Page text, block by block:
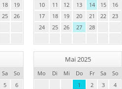
18
19
25
26
10
11 12 13 14 15
16
17
18 19 20 21 22
23
24
25 26 27 28
Sa
So
5
6
Mai 2025
Mo Di Mi Do Fr Sa
So
1
2 3
4